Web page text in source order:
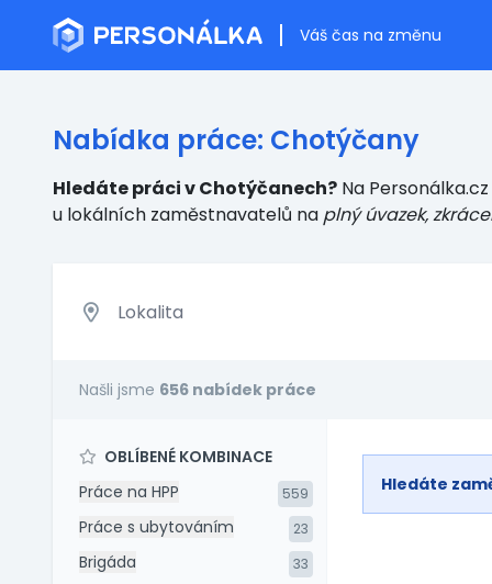
Váš čas na změnu
Nabídka práce: Chotýčany
Hledáte práci v Chotýčanech? Na
u lokálních zaměstnavatelů na plný úvazek,
Našli jsme 656 nabídek práce
OBLÍBENÉ KOMBINACE
Práce na HPP
559
Práce s ubytováním 23
Brigáda 33
Hledáte